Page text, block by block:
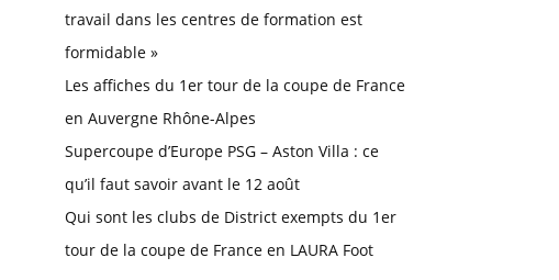
travail dans les centres de formation est
formidable »
Les affiches du 1er tour de la coupe de France
en Auvergne Rhône-Alpes
Supercoupe d’Europe PSG – Aston Villa : ce
qu’il faut savoir avant le 12 août
Qui sont les clubs de District exempts du 1er
tour de la coupe de France en LAURA Foot